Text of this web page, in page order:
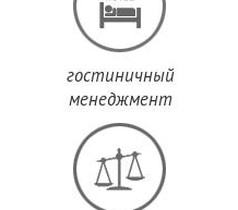
гостиничный
менеджмент